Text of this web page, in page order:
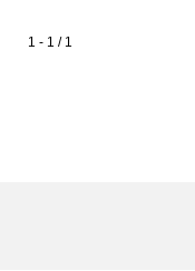
1 - 1 / 1